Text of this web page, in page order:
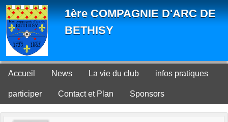
1ère COMPAGNIE D'ARC DE
BETHISY
Accueil News La vie du club infos pratiques
participer Contact et Plan Sponsors
Panneau de gestion des cookies